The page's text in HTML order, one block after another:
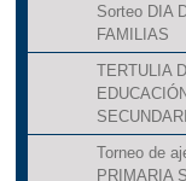
Sorteo DIA
FAMILIAS
TERTULIA
Torneo de
PRIMARIA